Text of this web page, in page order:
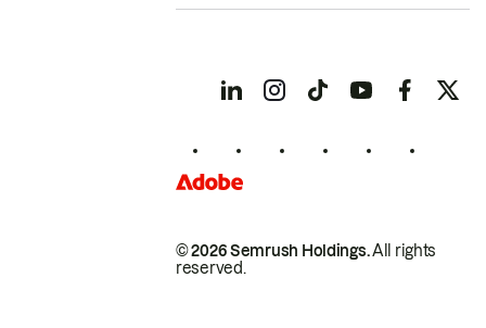
© 2026 Semrush Holdings.All rights
reserved.